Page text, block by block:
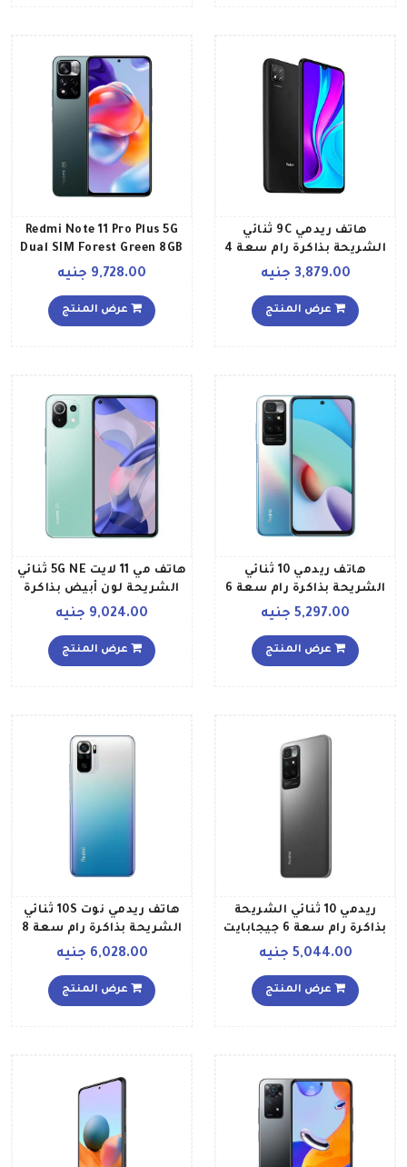
هاتف ريدمي 9C ثنائي
الشريحة بذاكرة رام سعة 4
جيجابايت وذاكرة داخلية
تقنية 4G LTE، بلون رمادي
3,879.00 جنيه
عرض المنتج
Redmi Note 11 Pro Plus 5G
Dual SIM Forest Green 8GB
RAM 128GB Global Version
9,728.00 جنيه
عرض المنتج
هاتف ريدمي 10 ثنائي
الشريحة بذاكرة رام سعة 6
جيجابايت وذاكرة داخلية
تقنية 4G LTE إصدار عالمي،
5,297.00 جنيه
عرض المنتج
هاتف مي 11 لايت 5G NE ثنائي
الشريحة لون أبيض بذاكرة
رام سعة 8 جيجابايت وذاكرة9,024.00 جنيه
عرض المنتج
ريدمي 10 ثنائي الشريحة
بذاكرة رام سعة 6 جيجابايت
LTE، لون رمادي
5,044.00 جنيه
عرض المنتج
هاتف ريدمي نوت 10S ثنائي
الشريحة بذاكرة رام سعة 8
جيجابايت وذاكرة داخلية
تقنية 4G LTE بلون أزرق
محيطي إصدار عالمي
6,028.00 جنيه
عرض المنتج